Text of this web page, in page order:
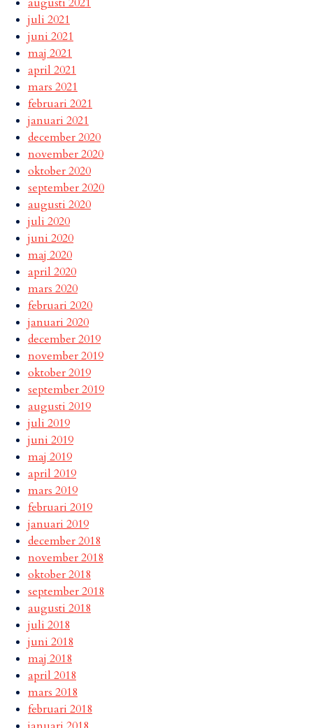
juli 2021
juni 2021
maj 2021
april 2021
mars 2021
februari 2021
januari 2021
december 2020
november 2020
oktober 2020
september 2020
augusti 2020
juli 2020
juni 2020
maj 2020
april 2020
mars 2020
februari 2020
januari 2020
december 2019
november 2019
oktober 2019
september 2019
augusti 2019
juli 2019
juni 2019
maj 2019
april 2019
mars 2019
februari 2019
januari 2019
december 2018
november 2018
oktober 2018
september 2018
augusti 2018
juli 2018
juni 2018
maj 2018
april 2018
mars 2018
februari 2018